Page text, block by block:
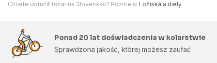
Chcete doručiť tovar na Slovensko? Pozrite si Ložiská a diely
Ponad 20 lat doświadczenia w kolarstwie
Sprawdzona jakość, której możesz zaufać